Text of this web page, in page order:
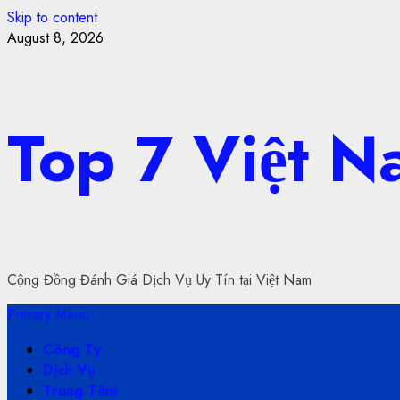
Skip to content
August 8, 2026
Top 7 Việt
Cộng Đồng Đánh Giá Dịch Vụ Uy Tín tại Việt Nam
Primary Menu
Công Ty
Dịch Vụ
Trung Tâm